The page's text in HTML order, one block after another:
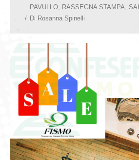
PAVULLO
RASSEGNA STAMPA
Di Rosanna Spinelli